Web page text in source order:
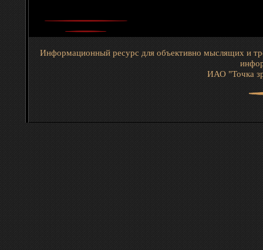
Информационный ресурс для объективно мыслящих и
ИАО "Точка